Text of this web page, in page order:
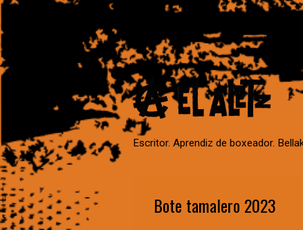
Escritor. Aprendiz de boxeador.
Bote tamalero 2023